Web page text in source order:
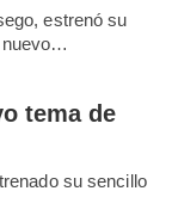
estrenó su
nuevo…
tema de
su sencillo